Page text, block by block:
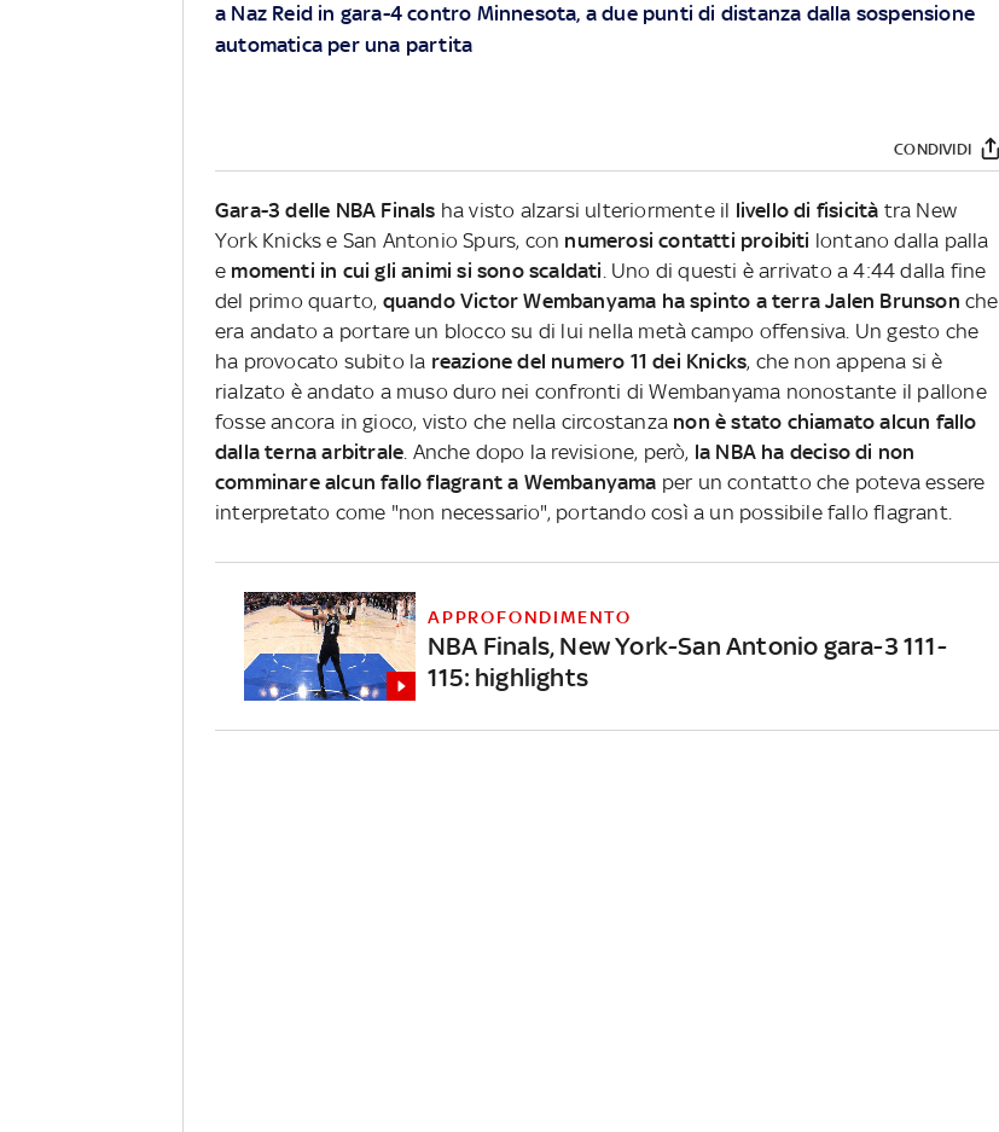
a Naz Reid in gara-4 contro Minnesota, a due punti di distanza dalla sospensione
automatica per una partita
CONDIVIDI
Gara-3 delle NBA Finals ha visto alzarsi ulteriormente il livello di fisicità tra New
York Knicks e San Antonio Spurs, con numerosi contatti proibiti lontano dalla palla
e momenti in cui gli animi si sono scaldati. Uno di questi è arrivato a 4:44 dalla fine
del primo quarto, quando Victor Wembanyama ha spinto a terra Jalen Brunson che
era andato a portare un blocco su di lui nella metà campo offensiva. Un gesto che
ha provocato subito la reazione del numero 11 dei Knicks, che non appena si è
rialzato è andato a muso duro nei confronti di Wembanyama nonostante il pallone
fosse ancora in gioco, visto che nella circostanza non è stato chiamato alcun fallo
dalla terna arbitrale. Anche dopo la revisione, però, la NBA ha deciso di non
comminare alcun fallo flagrant a Wembanyama per un contatto che poteva essere
interpretato come "non necessario", portando così a un possibile fallo flagrant.
APPROFONDIMENTO
NBA Finals, New York-San Antonio gara-3 111-
115: highlights